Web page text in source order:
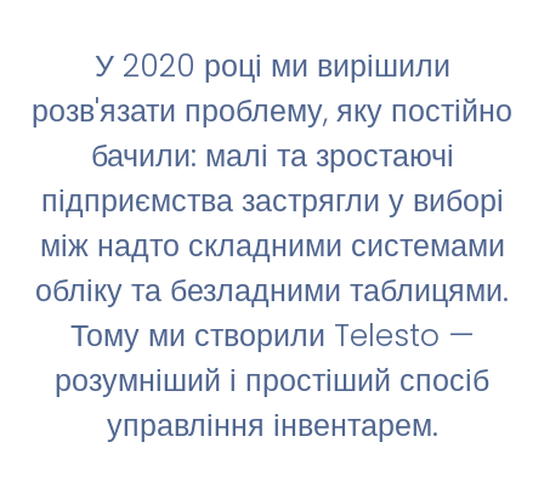
У 2020 році ми вирішили
розв'язати проблему, яку постійно
бачили: малі та зростаючі
підприємства застрягли у виборі
між надто складними системами
обліку та безладними таблицями.
Тому ми створили Telesto —
розумніший і простіший спосіб
управління інвентарем.